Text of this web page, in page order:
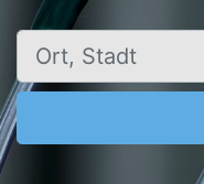
Ort, Stadt